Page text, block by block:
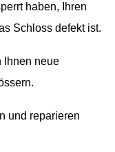
haben, Ihren
Schloss defekt ist.
Ihnen neue
und reparieren